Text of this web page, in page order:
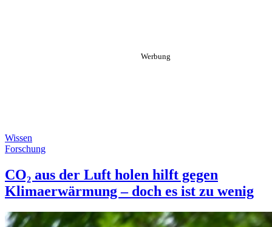
Wissen
Forschung
CO₂ aus der Luft holen hilft gegen
Klimaerwärmung – doch es ist zu wenig